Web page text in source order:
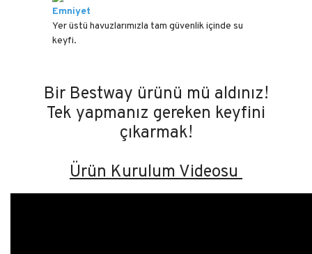
Emniyet
Yer üstü havuzlarımızla tam güvenlik içinde su
keyfi.
Bir Bestway ürünü mü aldınız!
Tek yapmanız gereken keyfini
çıkarmak!
Ürün Kurulum Videosu